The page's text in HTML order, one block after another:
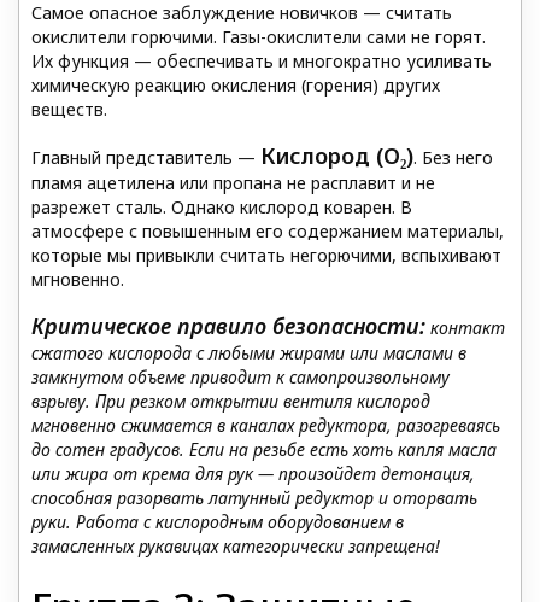
Самое опасное заблуждение новичков — считать
окислители горючими. Газы-окислители сами не горят.
Их функция — обеспечивать и многократно усиливать
химическую реакцию окисления (горения) других
веществ.
Главный представитель — Кислород (O₂). Без него
пламя ацетилена или пропана не расплавит и не
разрежет сталь. Однако кислород коварен. В
атмосфере с повышенным его содержанием материалы,
которые мы привыкли считать негорючими, вспыхивают
мгновенно.
Критическое правило безопасности: контакт
сжатого кислорода с любыми жирами или маслами в
замкнутом объеме приводит к самопроизвольному
взрыву. При резком открытии вентиля кислород
мгновенно сжимается в каналах редуктора, разогреваясь
до сотен градусов. Если на резьбе есть хоть капля масла
или жира от крема для рук — произойдет детонация,
способная разорвать латунный редуктор и оторвать
руки. Работа с кислородным оборудованием в
замасленных рукавицах категорически запрещена!